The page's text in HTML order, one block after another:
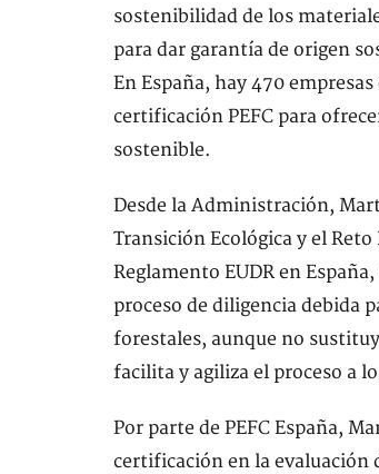
sostenibilidad de los
para dar garantía de origen
En España, hay 470
certificación PEFC para
sostenible.
Desde la Administración,
Transición Ecológica y el
Reglamento EUDR en
proceso de diligencia debida
forestales, aunque no
facilita y agiliza el proceso a
Por parte de PEFC España,
certificación en la evaluación